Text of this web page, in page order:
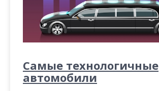
Самые технологичные
автомобили